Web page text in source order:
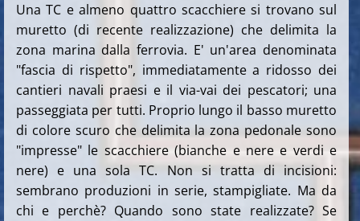
Una TC e almeno quattro scacchiere si trovano sul
muretto (di recente realizzazione) che delimita la
zona marina dalla ferrovia. E' un'area denominata
"fascia di rispetto", immediatamente a ridosso dei
cantieri navali praesi e il via-vai dei pescatori; una
passeggiata per tutti. Proprio lungo il basso muretto
di colore scuro che delimita la zona pedonale sono
"impresse" le scacchiere (bianche e nere e verdi e
nere) e una sola TC. Non si tratta di incisioni:
sembrano produzioni in serie, stampigliate. Ma da
chi e perchè? Quando sono state realizzate? Se